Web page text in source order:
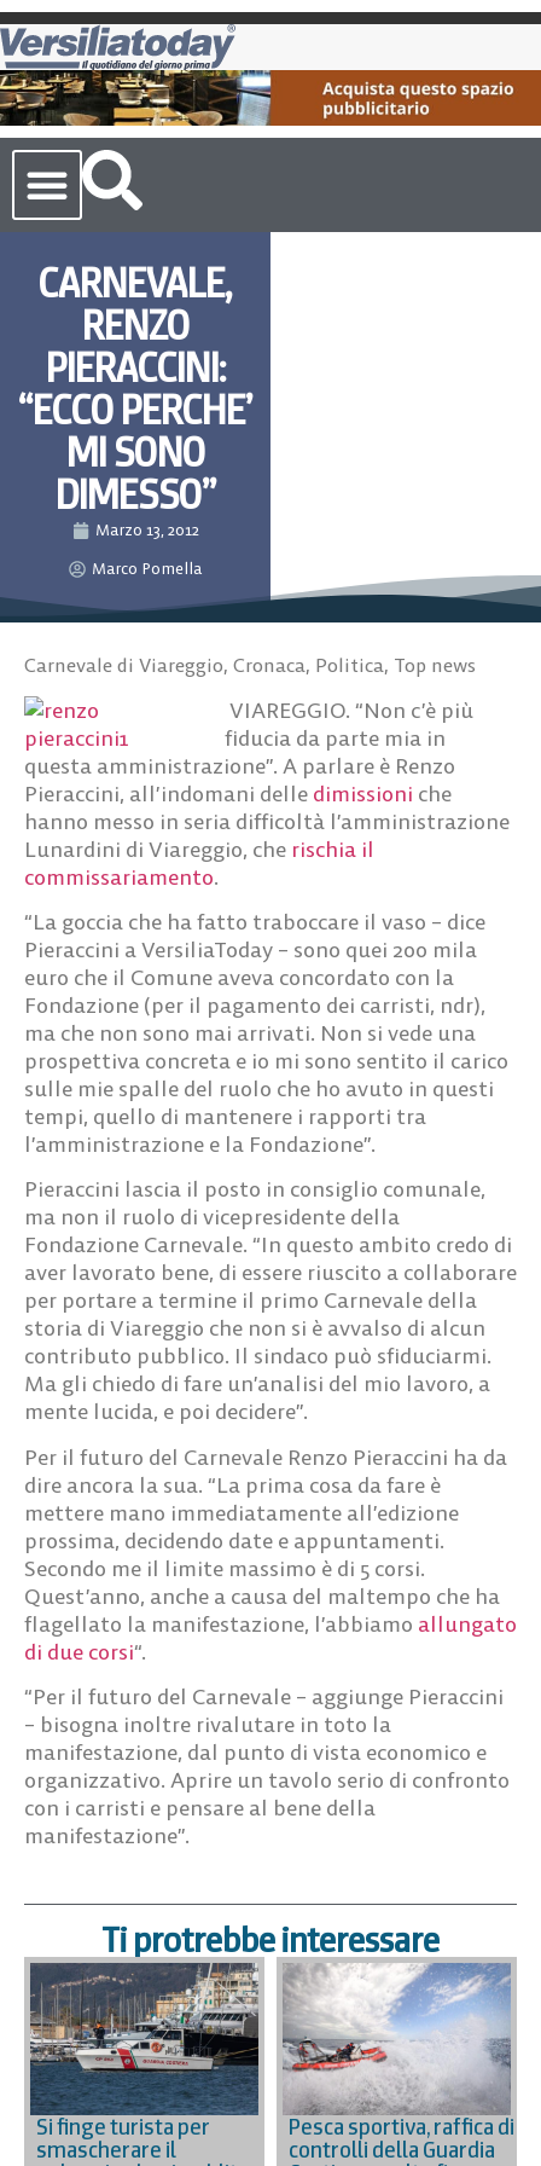
CARNEVALE,
RENZO
PIERACCINI:
“ECCO PERCHE’
MI SONO
DIMESSO”
Marzo 13, 2012
Marco Pomella
Carnevale di Viareggio, Cronaca, Politica, Top news
VIAREGGIO. “Non c’è più
fiducia da parte mia in
questa amministrazione”. A parlare è Renzo
Pieraccini, all’indomani delle dimissioni che
hanno messo in seria difficoltà l’amministrazione
Lunardini di Viareggio, che rischia il
commissariamento.
“La goccia che ha fatto traboccare il vaso – dice
Pieraccini a VersiliaToday – sono quei 200 mila
euro che il Comune aveva concordato con la
Fondazione (per il pagamento dei carristi, ndr),
ma che non sono mai arrivati. Non si vede una
prospettiva concreta e io mi sono sentito il carico
sulle mie spalle del ruolo che ho avuto in questi
tempi, quello di mantenere i rapporti tra
l’amministrazione e la Fondazione”.
Pieraccini lascia il posto in consiglio comunale,
ma non il ruolo di vicepresidente della
Fondazione Carnevale. “In questo ambito credo di
aver lavorato bene, di essere riuscito a collaborare
per portare a termine il primo Carnevale della
storia di Viareggio che non si è avvalso di alcun
contributo pubblico. Il sindaco può sfiduciarmi.
Ma gli chiedo di fare un’analisi del mio lavoro, a
mente lucida, e poi decidere”.
Per il futuro del Carnevale Renzo Pieraccini ha da
dire ancora la sua. “La prima cosa da fare è
mettere mano immediatamente all’edizione
prossima, decidendo date e appuntamenti.
Secondo me il limite massimo è di 5 corsi.
Quest’anno, anche a causa del maltempo che ha
flagellato la manifestazione, l’abbiamo allungato
di due corsi“.
“Per il futuro del Carnevale – aggiunge Pieraccini
– bisogna inoltre rivalutare in toto la
manifestazione, dal punto di vista economico e
organizzativo. Aprire un tavolo serio di confronto
con i carristi e pensare al bene della
manifestazione”.
Ti protrebbe interessare
Si finge turista per
smascherare il
Pesca sportiva, raffica di
controlli della Guardia